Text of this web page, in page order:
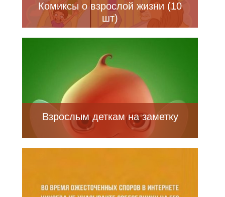
Комиксы о взрослой жизни (10
шт)
Взрослым деткам на заметку